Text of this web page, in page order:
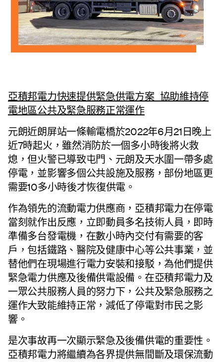
亞積邦電力快速提供緊急供電方案 協助維持停
電地區公共及緊急服務正常運作
元朗近朗屏站一條輸電橋於2022年6月21日晚上
近7時起火，雖然消防於一個多小時後將火救
熄，但火警已導致屯門、元朗及天水圍一帶多處
停電，並影響多個公共設施及服務，部份地區更
需要10多小時後才恢復供電。
作為領先的流動電力供應商，亞積邦電力在停電
當刻就作出反應，立即動員多名技術人員，即時
準備多台發電機，在數小時內交付有需要的客
戶，包括鐵路、醫院及健康中心等公共事業，並
替他們在現場進行電力安裝和接駁，為他們提供
緊急電力供應及後備供電設備。在亞積邦電力及
一眾公共服務人員的努力下，公共及緊急服務之
運作大致能維持正常，減低了停電對巿民之影
響。
是次事故再一次顯示緊急及後備供電的重要性。
亞積邦電力將繼續為各界提供無間斷及環保流動